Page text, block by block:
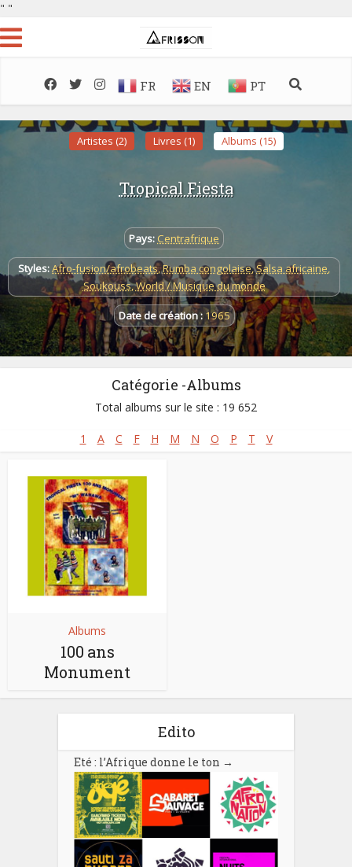
" "
FR EN PT
Artistes (2) Livres (1) Albums (15)
Tropical Fiesta
Pays: Centrafrique
Styles:Afro-fusion/afrobeats,Rumba congolaise,Salsa africaine,
Soukouss,World / Musique du monde
Date de création : 1965
Catégorie -Albums
Total albums sur le site : 19 652
1 A C F H M N O P T V
Albums
100 ans
Monument
Edito
Eté : l’Afrique donne le ton →